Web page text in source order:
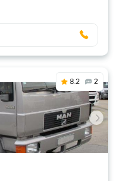
8.2 2